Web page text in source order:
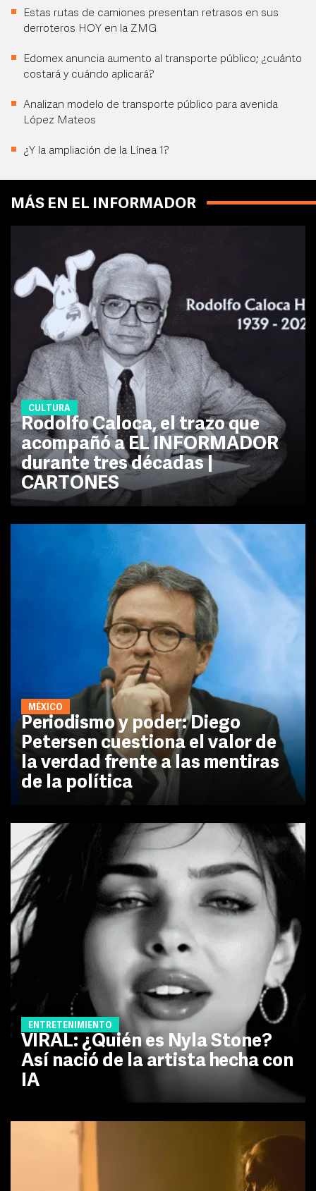
Estas rutas de camiones presentan retrasos en sus
derroteros HOY en la ZMG
Edomex anuncia aumento al transporte público; ¿cuánto
costará y cuándo aplicará?
Analizan modelo de transporte público para avenida
López Mateos
¿Y la ampliación de la Línea 1?
MÁS EN EL INFORMADOR
CULTURA
Rodolfo Caloca, el trazo que
acompañó a EL INFORMADOR
durante tres décadas |
CARTONES
MÉXICO
Periodismo y poder: Diego
Petersen cuestiona el valor de
la verdad frente a las mentiras
de la política
ENTRETENIMIENTO
VIRAL: ¿Quién es Nyla Stone?
Así nació de la artista hecha con
IA